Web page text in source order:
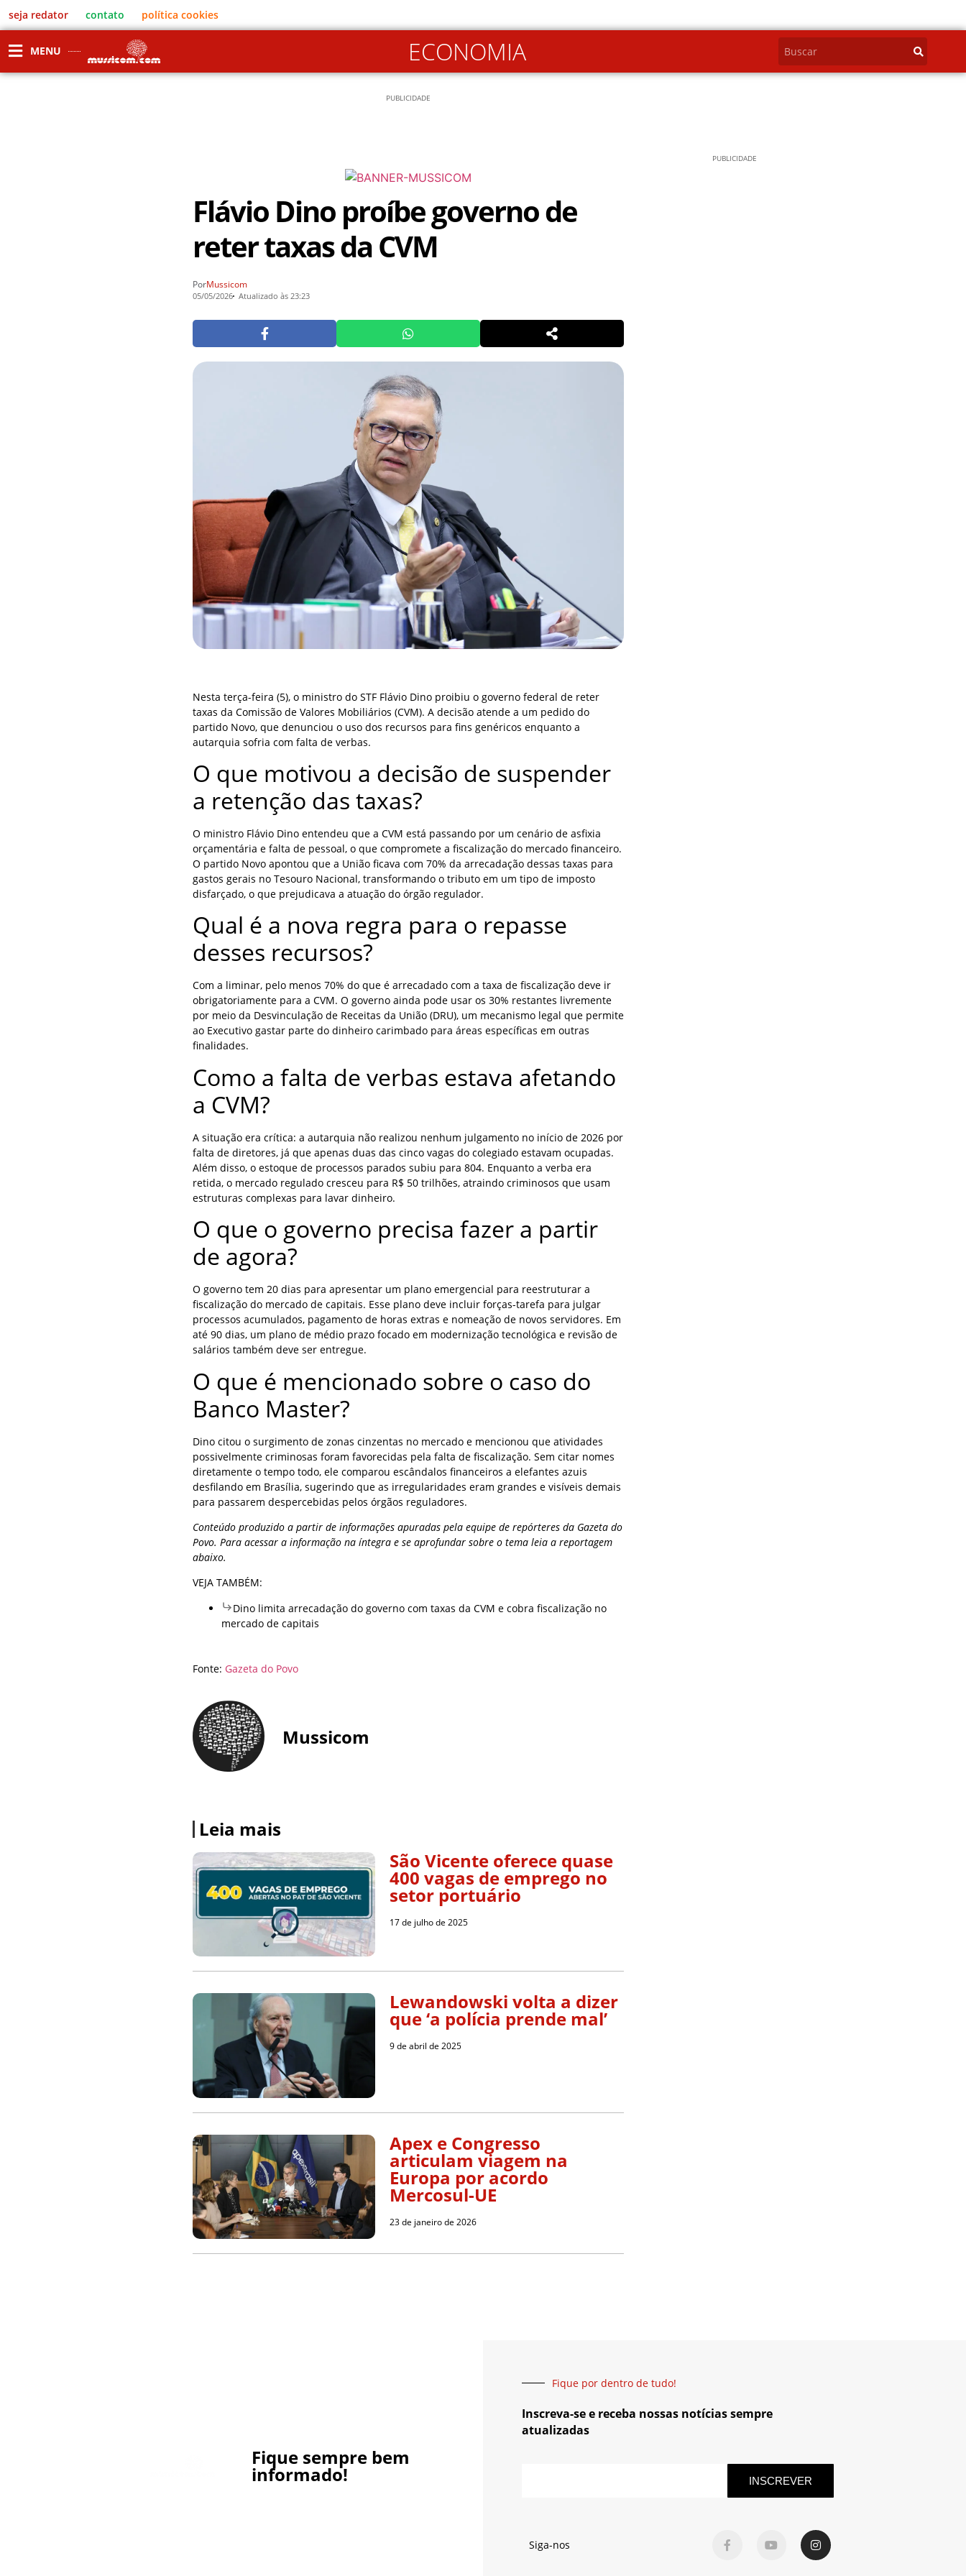
seja redator contato política cookies
MENU ECONOMIA
PUBLICIDADE
Flávio Dino proíbe governo de
reter taxas da CVM
PorMussicom
05/05/2026 Atualizado às 23:23
Nesta terça-feira (5), o ministro do STF Flávio Dino proibiu o governo federal de reter
taxas da Comissão de Valores Mobiliários (CVM). A decisão atende a um pedido do
partido Novo, que denunciou o uso dos recursos para fins genéricos enquanto a
autarquia sofria com falta de verbas.
O que motivou a decisão de suspender
a retenção das taxas?
O ministro Flávio Dino entendeu que a CVM está passando por um cenário de asfixia
orçamentária e falta de pessoal, o que compromete a fiscalização do mercado financeiro.
O partido Novo apontou que a União ficava com 70% da arrecadação dessas taxas para
gastos gerais no Tesouro Nacional, transformando o tributo em um tipo de imposto
disfarçado, o que prejudicava a atuação do órgão regulador.
Qual é a nova regra para o repasse
desses recursos?
Com a liminar, pelo menos 70% do que é arrecadado com a taxa de fiscalização deve ir
obrigatoriamente para a CVM. O governo ainda pode usar os 30% restantes livremente
por meio da Desvinculação de Receitas da União (DRU), um mecanismo legal que permite
ao Executivo gastar parte do dinheiro carimbado para áreas específicas em outras
finalidades.
Como a falta de verbas estava afetando
a CVM?
A situação era crítica: a autarquia não realizou nenhum julgamento no início de 2026 por
falta de diretores, já que apenas duas das cinco vagas do colegiado estavam ocupadas.
Além disso, o estoque de processos parados subiu para 804. Enquanto a verba era
retida, o mercado regulado cresceu para R$ 50 trilhões, atraindo criminosos que usam
estruturas complexas para lavar dinheiro.
O que o governo precisa fazer a partir
de agora?
O governo tem 20 dias para apresentar um plano emergencial para reestruturar a
fiscalização do mercado de capitais. Esse plano deve incluir forças-tarefa para julgar
processos acumulados, pagamento de horas extras e nomeação de novos servidores. Em
até 90 dias, um plano de médio prazo focado em modernização tecnológica e revisão de
salários também deve ser entregue.
O que é mencionado sobre o caso do
Banco Master?
Dino citou o surgimento de zonas cinzentas no mercado e mencionou que atividades
possivelmente criminosas foram favorecidas pela falta de fiscalização. Sem citar nomes
diretamente o tempo todo, ele comparou escândalos financeiros a elefantes azuis
desfilando em Brasília, sugerindo que as irregularidades eram grandes e visíveis demais
para passarem despercebidas pelos órgãos reguladores.
Conteúdo produzido a partir de informações apuradas pela equipe de repórteres da Gazeta do
Povo. Para acessar a informação na íntegra e se aprofundar sobre o tema leia a reportagem
abaixo.
VEJA TAMBÉM:
Dino limita arrecadação do governo com taxas da CVM e cobra fiscalização no
mercado de capitais
Fonte: Gazeta do Povo
Mussicom
Leia mais
São Vicente oferece quase
400 vagas de emprego no
setor portuário
17 de julho de 2025
Lewandowski volta a dizer
que ‘a polícia prende mal’
9 de abril de 2025
Apex e Congresso
articulam viagem na
Europa por acordo
Mercosul-UE
23 de janeiro de 2026
PUBLICIDADE
Fique sempre bem
informado!
Fique por dentro de tudo!
Inscreva-se e receba nossas notícias sempre
atualizadas
INSCREVER
Siga-nos